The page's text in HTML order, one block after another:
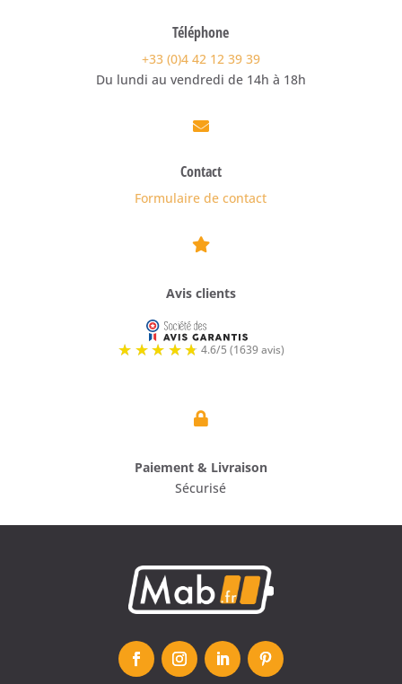
Téléphone
+33 (0)4 42 12 39 39
Du lundi au vendredi de 14h à 18h

Contact
Formulaire de contact

Avis clients

Paiement & Livraison
Sécurisé